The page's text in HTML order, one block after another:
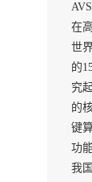
在
世
的
究
的
键
功
我